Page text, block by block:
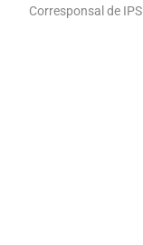
Corresponsal de IPS